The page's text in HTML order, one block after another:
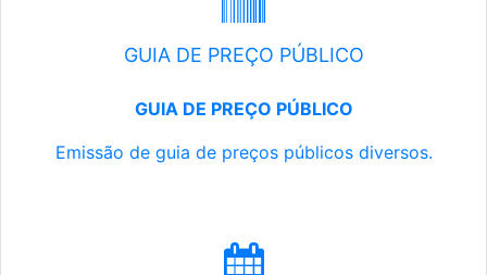
GUIA DE PREÇO PÚBLICO
GUIA DE PREÇO PÚBLICO
Emissão de guia de preços públicos diversos.